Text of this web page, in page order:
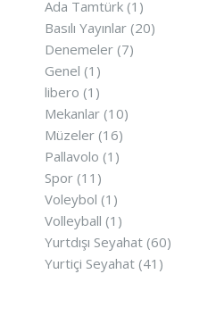
Ada Tamtürk (1)
Basılı Yayınlar (20)
Denemeler (7)
Genel (1)
libero (1)
Mekanlar (10)
Müzeler (16)
Pallavolo (1)
Spor (11)
Voleybol (1)
Volleyball (1)
Yurtdışı Seyahat (60)
Yurtiçi Seyahat (41)